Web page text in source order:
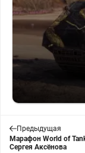
Предыдущая
Марафон World of
Сергея Аксёнова